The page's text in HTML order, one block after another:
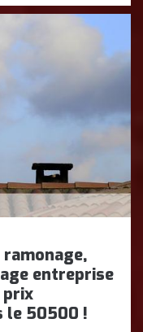
entreprise
prix
le 50500 !